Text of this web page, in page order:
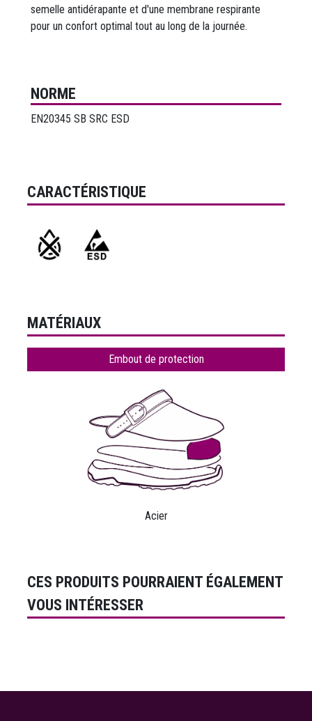
semelle antidérapante et d'une membrane respirante
pour un confort optimal tout au long de la journée.
NORME
EN20345 SB SRC ESD
CARACTÉRISTIQUE
MATÉRIAUX
Embout de protection
Acier
CES PRODUITS POURRAIENT ÉGALEMENT
VOUS INTÉRESSER